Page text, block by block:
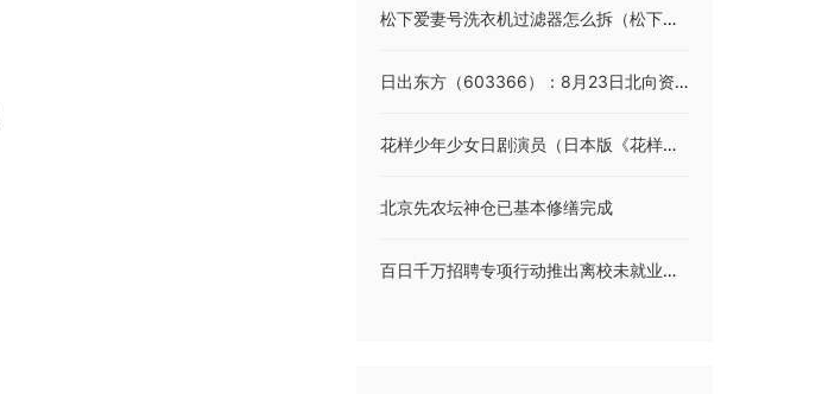
松下爱妻号洗衣机过滤器怎么拆（松下爱妻号洗衣机）
日出东方（603366）：8月23日北向资金减持108.85万股
花样少年少女日剧演员（日本版《花样少年少女》各位演员的名字）
北京先农坛神仓已基本修缮完成
百日千万招聘专项行动推出离校未就业毕业生等专场招聘